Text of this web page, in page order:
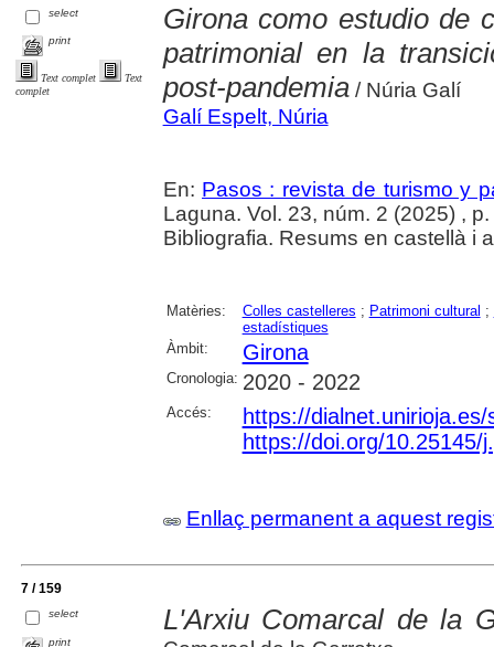
select
print
Text complet
Text
complet
Girona como estudio de
patrimonial en la
post-pandemia/ Núria Galí
Galí Espelt, Núria
En: Pasos : revista de turismo y
Laguna. Vol. 23, núm. 2 (2025) ,
Bibliografia. Resums en castellà i
Matèries: Colles castelleres ; Patrimoni cultural ;
estadístiques
Àmbit:
Girona
Cronologia: 2020 - 2022
Accés:
https://
https://doi.org/10.25145/
Enllaç permanent a aquest
7 / 159
select
print
L'Arxiu Comarcal de la